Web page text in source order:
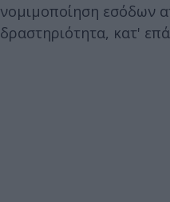
νομιμοποίηση εσόδων
δραστηριότητα, κατ'